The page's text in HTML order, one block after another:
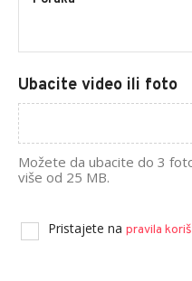
Ubacite video ili foto
Možete da ubacite do 3
više od 25 MB.
Pristajete na pravila